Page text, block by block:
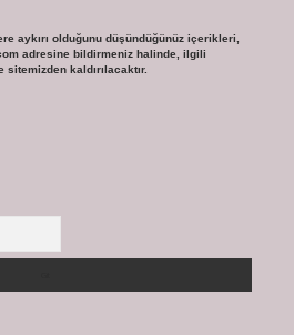
aykırı olduğunu düşündüğünüz içerikleri,
adresine bildirmeniz halinde, ilgili
kaldırılacaktır.